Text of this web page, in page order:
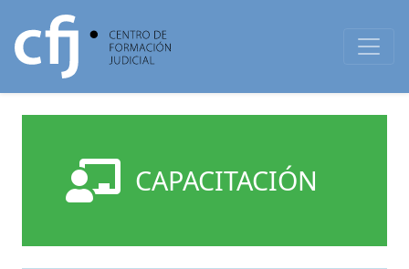
CAPACITACIÓN